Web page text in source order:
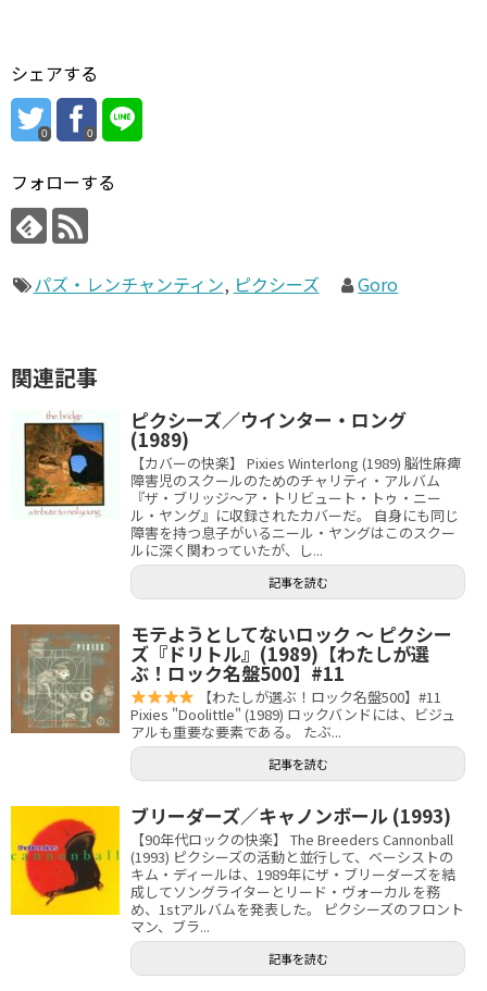
シェアする
0 0
フォローする
パズ・レンチャンティン, ピクシーズ Goro
関連記事
ピクシーズ／ウインター・ロング
(1989)
【カバーの快楽】 Pixies Winterlong (1989) 脳性麻痺
障害児のスクールのためのチャリティ・アルバム
『ザ・ブリッジ～ア・トリビュート・トゥ・ニー
ル・ヤング』に収録されたカバーだ。 自身にも同じ
障害を持つ息子がいるニール・ヤングはこのスクー
ルに深く関わっていたが、し...
記事を読む
モテようとしてないロック 〜 ピクシー
ズ『ドリトル』(1989)【わたしが選
ぶ！ロック名盤500】#11
【わたしが選ぶ！ロック名盤500】#11
Pixies "Doolittle" (1989) ロックバンドには、ビジュ
アルも重要な要素である。 たぶ...
記事を読む
ブリーダーズ／キャノンボール (1993)
【90年代ロックの快楽】 The Breeders Cannonball
(1993) ピクシーズの活動と並行して、ベーシストの
キム・ディールは、1989年にザ・ブリーダーズを結
成してソングライターとリード・ヴォーカルを務
め、1stアルバムを発表した。 ピクシーズのフロント
マン、ブラ...
記事を読む